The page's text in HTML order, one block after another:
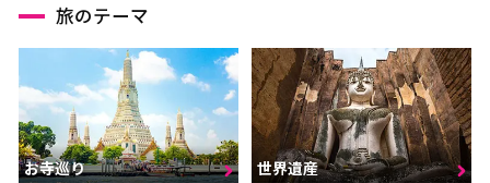
旅のテーマ
お寺巡り 世界遺産